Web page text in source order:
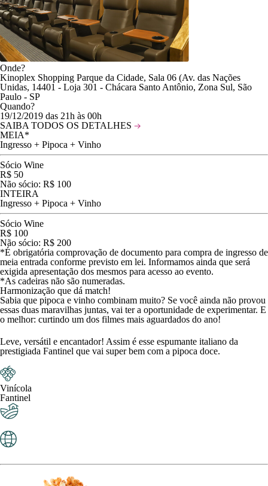
Onde?
Kinoplex Shopping Parque da Cidade, Sala 06 (Av. das Nações
Unidas, 14401 - Loja 301 - Chácara Santo Antônio, Zona Sul, São
Paulo - SP
Quando?
19/12/2019 das 21h às 00h
SAIBA TODOS OS DETALHES
MEIA*
Ingresso + Pipoca + Vinho
Sócio Wine
R$ 50
Não sócio: R$ 100
INTEIRA
Ingresso + Pipoca + Vinho
Sócio Wine
R$ 100
Não sócio: R$ 200
*É obrigatória comprovação de documento para compra de ingresso de
meia entrada conforme previsto em lei. Informamos ainda que será
exigida apresentação dos mesmos para acesso ao evento.
*As cadeiras não são numeradas.
Harmonização que dá match!
Sabia que pipoca e vinho combinam muito? Se você ainda não provou
essas duas maravilhas juntas, vai ter a oportunidade de experimentar. E
o melhor: curtindo um dos filmes mais aguardados do ano!
Leve, versátil e encantador! Assim é esse espumante italiano da
prestigiada Fantinel que vai super bem com a pipoca doce.
Vinícola
Fantinel